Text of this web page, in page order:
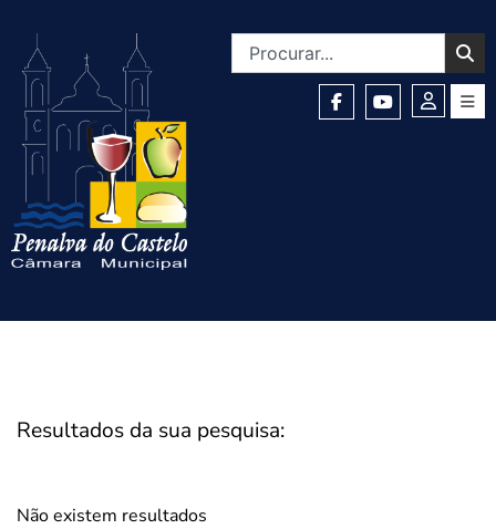
Resultados da sua pesquisa:
Não existem resultados